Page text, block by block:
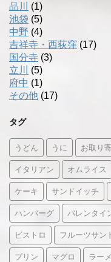
品川
(1)
池袋 (5)
中野 (4)
吉祥寺・西荻窪 (17)
国分寺 (3)
立川
(5)
府中 (1)
その他 (17)
タグ
うどん うに お取り
イタリアン オムライス
ケーキ サンドイッチ
ハンバーグ バレンタイ
ビストロ フルーツサン
プリン マグロ ラー